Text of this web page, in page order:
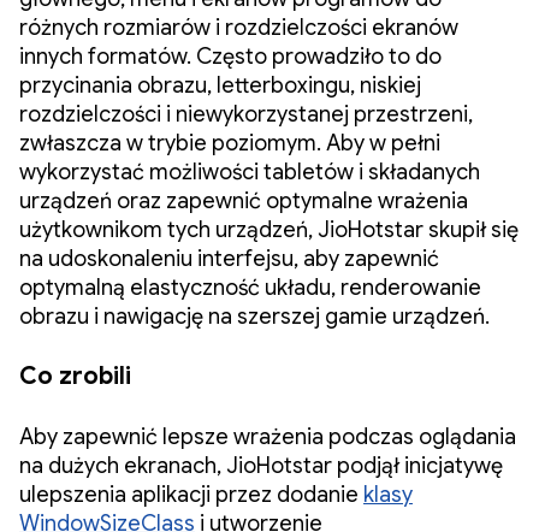
różnych rozmiarów i rozdzielczości ekranów
innych formatów. Często prowadziło to do
przycinania obrazu, letterboxingu, niskiej
rozdzielczości i niewykorzystanej przestrzeni,
zwłaszcza w trybie poziomym. Aby w pełni
wykorzystać możliwości tabletów i składanych
urządzeń oraz zapewnić optymalne wrażenia
użytkownikom tych urządzeń, JioHotstar skupił się
na udoskonaleniu interfejsu, aby zapewnić
optymalną elastyczność układu, renderowanie
obrazu i nawigację na szerszej gamie urządzeń.
Co zrobili
Aby zapewnić lepsze wrażenia podczas oglądania
na dużych ekranach, JioHotstar podjął inicjatywę
ulepszenia aplikacji przez dodanie klasy
WindowSizeClass i utworzenie